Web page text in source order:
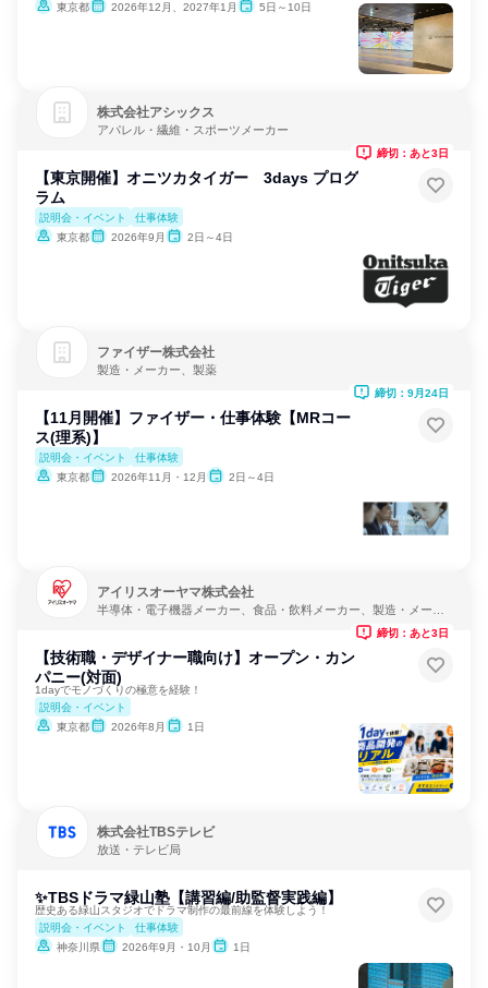
東京都
2026年12月、2027年1月 5日～10日
株式会社アシックス
アパレル・繊維・スポーツメーカー
【東京開催】オニツカタイガー 3days プログ
ラム
説明会・イベント
仕事体験
東京都
2026年9月 2日～4日
締切：あと3日
ファイザー株式会社
製造・メーカー、製薬
【11月開催】ファイザー・仕事体験【MRコー
ス(理系)】
説明会・イベント
仕事体験
東京都
2026年11月・12月 2日～4日
締切：9月24日
アイリスオーヤマ株式会社
半導体・電子機器メーカー、食品・飲料メーカー、製造・メーカ
【技術職・デザイナー職向け】オープン・カン
パニー(対面)
1dayでモノづくりの極意を経験！
説明会・イベント
東京都
2026年8月 1日
締切：あと3日
株式会社TBSテレビ
放送・テレビ局
✨TBSドラマ緑山塾【講習編/助監督実践編】
歴史ある緑山スタジオでドラマ制作の最前線を体験しよう！
説明会・イベント
仕事体験
神奈川県
2026年9月・10月 1日